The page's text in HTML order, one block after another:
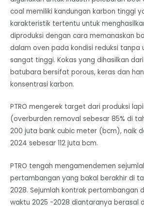
coal memiliki kandungan karbon tinggi
karakteristik tertentu untuk
diproduksi dengan cara memanaskan
dalam oven pada kondisi reduksi tanpa
sangat tinggi. Kokas yang dihasilkan
batubara bersifat porous, keras dan
konsentrasi karbon.
PTRO mengerek target dari produksi
(overburden removal sebesar 85% di
200 juta bank cubic meter (bcm), naik
2024 sebesar 112 juta bcm.
PTRO tengah mengamendemen
pertambangan yang bakal berakhir di
2028. Sejumlah kontrak pertambangan
waktu 2025 -2028 diantaranya berasal